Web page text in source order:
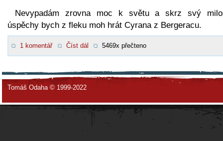
Nevypadám zrovna moc k světu a skrz svý
úspěchy bych z fleku moh hrát Cyrana z Bergeracu.
1 komentář Číst dál 5469x přečteno
Tomáš Odaha © 1999-2022